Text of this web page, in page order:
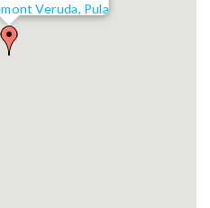
Veruda, Pula